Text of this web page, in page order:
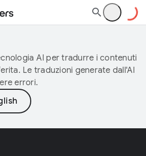
AI per tradurre i contenuti
Le traduzioni generate dall'AI
errori.